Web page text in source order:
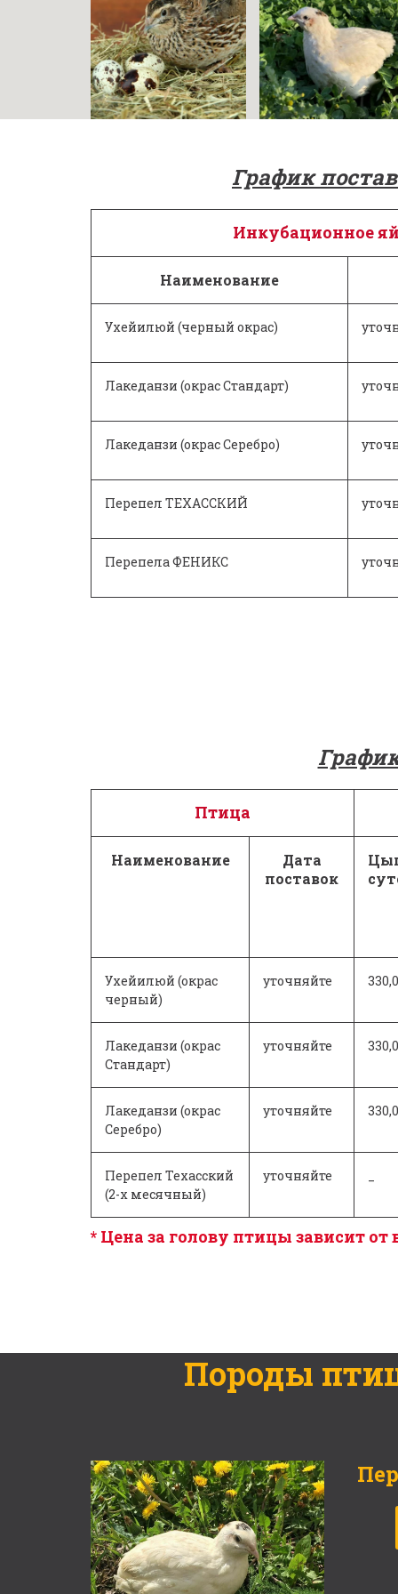
График
Инкубационное
Наименование
Ухейилюй (черный окрас)
Лакеданзи (окрас Стандарт)
Лакеданзи (окрас Серебро)
Перепел ТЕХАССКИЙ
Перепела ФЕНИКС
Птица
Наименование
Дата
поставок
Ухейилюй (окрас
черный)
уточняйте
Лакеданзи (окрас
Стандарт)
уточняйте
Лакеданзи (окрас
Серебро)
уточняйте
Перепел Техасский
(2-х месячный)
уточняйте
* Цена за голову птицы зависит от
Породы